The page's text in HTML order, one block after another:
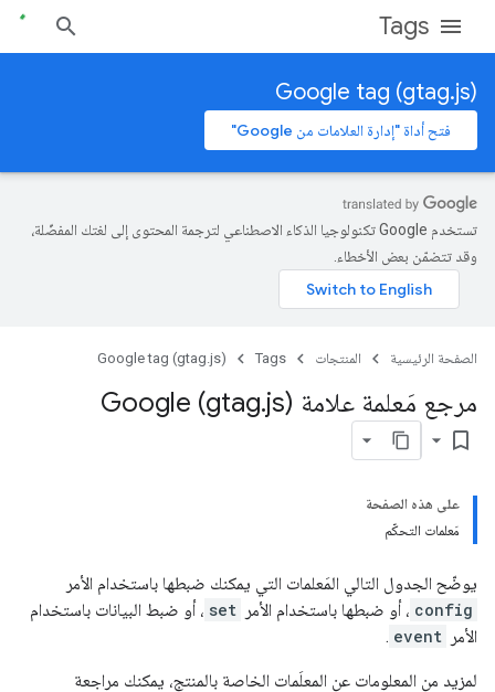
Tags
Google tag (gtag.js)
فتح أداة "إدارة العلامات من Google"
تستخدم Google تكنولوجيا الذكاء الاصطناعي لترجمة المحتوى إلى لغتك المفضّلة،
وقد تتضمّن بعض الأخطاء.
الصفحة الرئيسية المنتجات Tags
Google tag (gtag.js)
مرجع مَعلمة علامة Google (gtag .js)
bookmark_border
على هذه الصفحة
مَعلمات التحكّم
يوضّح الجدول التالي المَعلمات التي يمكنك ضبطها باستخدام الأمر
config ، أو ضبطها باستخدام الأمر set ، أو ضبط البيانات باستخدام
الأمر event
.
لمزيد من المعلومات عن المعلَمات الخاصة بالمنتج، يمكنك مراجعة